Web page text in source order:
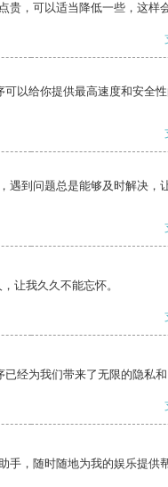
贵，可以适当降低一些，这样
以给你提供最高速度和安全
遇到问题总是能够及时解决，
让我久久不能忘怀。
经为我们带来了无限的隐私和
手，随时随地为我的娱乐提供帮